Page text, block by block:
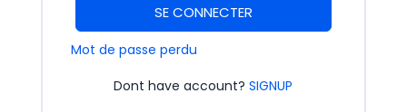
SE CONNECTER
Mot de passe perdu
Dont have account?SIGNUP